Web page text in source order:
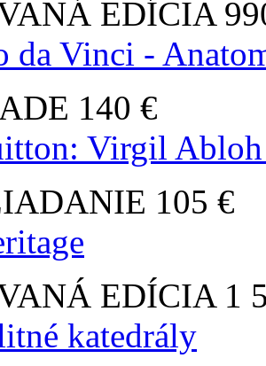
EDÍCIA
da Vinci -
140 €
Virgil
105 €
EDÍCIA 1
katedrály